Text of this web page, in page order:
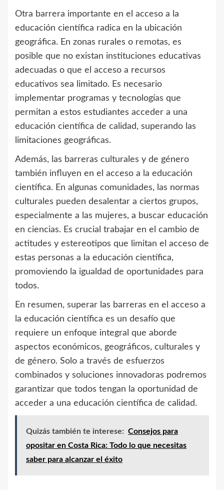
Otra barrera importante en el acceso a la
educación científica radica en la ubicación
geográfica. En zonas rurales o remotas, es
posible que no existan instituciones educativas
adecuadas o que el acceso a recursos
educativos sea limitado. Es necesario
implementar programas y tecnologías que
permitan a estos estudiantes acceder a una
educación científica de calidad, superando las
limitaciones geográficas.
Además, las barreras culturales y de género
también influyen en el acceso a la educación
científica. En algunas comunidades, las normas
culturales pueden desalentar a ciertos grupos,
especialmente a las mujeres, a buscar educación
en ciencias. Es crucial trabajar en el cambio de
actitudes y estereotipos que limitan el acceso de
estas personas a la educación científica,
promoviendo la igualdad de oportunidades para
todos.
En resumen, superar las barreras en el acceso a
la educación científica es un desafío que
requiere un enfoque integral que aborde
aspectos económicos, geográficos, culturales y
de género. Solo a través de esfuerzos
combinados y soluciones innovadoras podremos
garantizar que todos tengan la oportunidad de
acceder a una educación científica de calidad.
Quizás también te interese: Consejos para
opositar en Costa Rica: Todo lo que necesitas
saber para alcanzar el éxito